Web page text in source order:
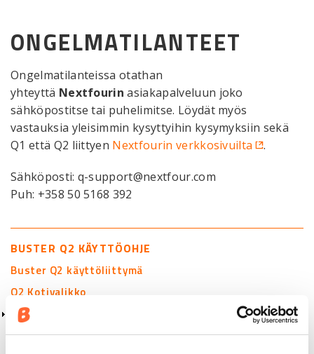
BUSTER Q2 KÄYTTÖOHJE
Buster Q2 käyttöliittymä
Q2 Kotivalikko
Q2 Kartta
Mittaristo
ONGELMATILANTEET
Ongelmatilanteissa otathan
yhteyttä Nextfourin asiakapalveluun joko
sähköpostitse tai puhelimitse. Löydät myös
vastauksia yleisimmin kysyttyihin kysymyksiin sekä
Q1 että Q2 liittyen Nextfourin verkkosivuilta .
Sähköposti: q-support@nextfour.com
Puh: +358 50 5168 392